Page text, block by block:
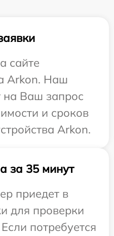
сайте
Arkon. Наш
на Ваш запрос
и сроков
Arkon.
за 35 минут
приедет в
для проверки
потребуется